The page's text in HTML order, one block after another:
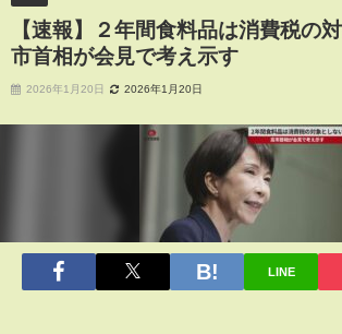
【速報】２年間食料品は消費税の
市首相が会見で考え示す
2026年1月20日 2026年1月20日
LINE